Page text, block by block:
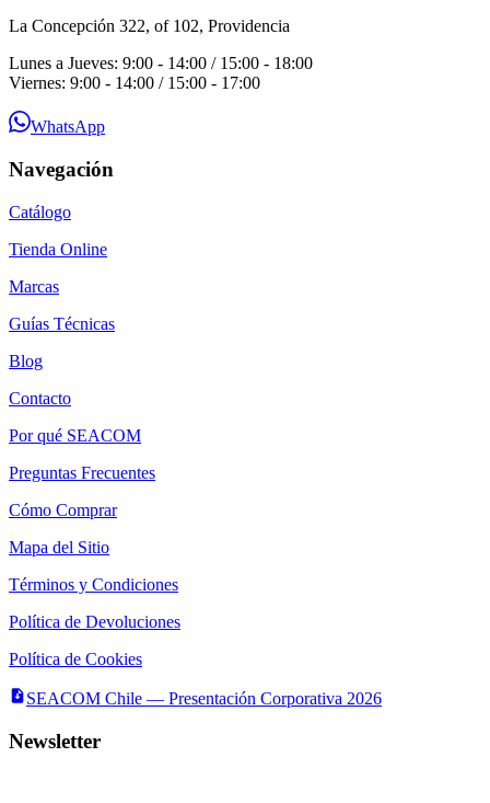
La Concepción 322, of 102, Providencia
Lunes a Jueves: 9:00 - 14:00 / 15:00 - 18:00
Viernes: 9:00 - 14:00 / 15:00 - 17:00
WhatsApp
Navegación
Catálogo
Tienda Online
Marcas
Guías Técnicas
Blog
Contacto
Por qué SEACOM
Preguntas Frecuentes
Cómo Comprar
Mapa del Sitio
Términos y Condiciones
Política de Devoluciones
Política de Cookies
SEACOM Chile — Presentación Corporativa 2026
Newsletter